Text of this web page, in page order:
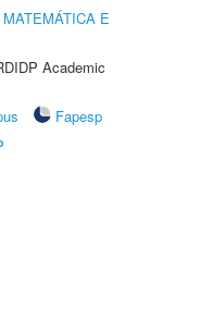
E
Academic
Fapesp